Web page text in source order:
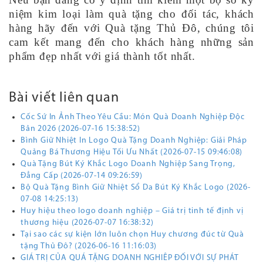
niệm kim loại làm quà tặng cho đối tác, khách
hàng hãy đến với Quà tặng Thủ Đô, chúng tôi
cam kết mang đến cho khách hàng những sản
phẩm đẹp nhất với giá thành tốt nhất.
Bài viết liên quan
Cốc Sứ In Ảnh Theo Yêu Cầu: Món Quà Doanh Nghiệp Độc
Bản 2026 (2026-07-16 15:38:52)
Bình Giữ Nhiệt In Logo Quà Tặng Doanh Nghiệp: Giải Pháp
Quảng Bá Thương Hiệu Tối Ưu Nhất (2026-07-15 09:46:08)
Quà Tặng Bút Ký Khắc Logo Doanh Nghiệp Sang Trọng,
Đẳng Cấp (2026-07-14 09:26:59)
Bộ Quà Tặng Bình Giữ Nhiệt Sổ Da Bút Ký Khắc Logo (2026-
07-08 14:25:13)
Huy hiệu theo logo doanh nghiệp – Giá trị tinh tế định vị
thương hiệu (2026-07-07 16:38:32)
Tại sao các sự kiện lớn luôn chọn Huy chương đúc từ Quà
tặng Thủ Đô? (2026-06-16 11:16:03)
GIÁ TRỊ CỦA QUÁ TẶNG DOANH NGHIÊP ĐỐI VỚI SỰ PHÁT